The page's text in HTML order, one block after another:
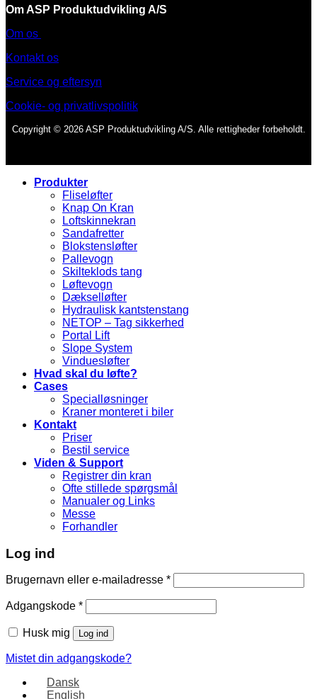
Om ASP Produktudvikling A/S
Om os
Kontakt os
Service og eftersyn
Cookie- og privatlivspolitik
Copyright © 2026 ASP Produktudvikling A/S. Alle rettigheder forbeholdt.
Produkter
Fliseløfter
Knap On Kran
Loftskinnekran
Sandafretter
Blokstensløfter
Pallevogn
Skilteklods tang
Løftevogn
Dækselløfter
Hydraulisk kantstenstang
NETOP – Tag sikkerhed
Portal Lift
Slope System
Vinduesløfter
Hvad skal du løfte?
Cases
Specialløsninger
Kraner monteret i biler
Kontakt
Priser
Bestil service
Viden & Support
Registrer din kran
Ofte stillede spørgsmål
Manualer og Links
Messe
Forhandler
Log ind
Brugernavn eller e-mailadresse *
Adgangskode *
Husk mig Log ind
Mistet din adgangskode?
Dansk
English